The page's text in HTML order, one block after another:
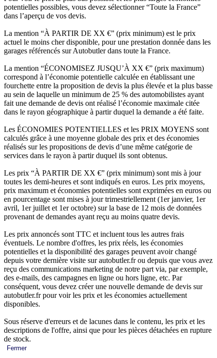
potentielles possibles, vous devez sélectionner “Toute la France”
dans l’aperçu de vos devis.
La mention “À PARTIR DE XX €” (prix minimum) est le prix
actuel le moins cher disponible, pour une prestation donnée dans les
garages référencés sur Autobutler dans toute la France.
La mention “ÉCONOMISEZ JUSQU’À XX €” (prix maximum)
correspond à l’économie potentielle calculée en établissant une
fourchette entre la proposition de devis la plus élevée et la plus basse
au sein de laquelle un minimum de 25 % des automobilistes ayant
fait une demande de devis ont réalisé l’économie maximale citée
dans le rayon géographique à partir duquel la demande a été faite.
Les ÉCONOMIES POTENTIELLES et les PRIX MOYENS sont
calculés grâce à une moyenne globale des prix et des économies
réalisés sur les propositions de devis d’une même catégorie de
services dans le rayon à partir duquel ils sont obtenus.
Les prix “À PARTIR DE XX €” (prix minimum) sont mis à jour
toutes les demi-heures et sont indiqués en euros. Les prix moyens,
prix maximum et économies potentielles sont exprimées en euros ou
en pourcentage sont mises à jour trimestriellement (1er janvier, 1er
avril, 1er juillet et 1er octobre) sur la base de 12 mois de données
provenant de demandes ayant reçu au moins quatre devis.
Les prix annoncés sont TTC et incluent tous les autres frais
éventuels. Le nombre d'offres, les prix réels, les économies
potentielles et la disponibilité des garages peuvent avoir changé
depuis votre dernière visite sur autobutler.fr ou depuis que vous avez
reçu des communications marketing de notre part via, par exemple,
des e-mails, des campagnes en ligne ou hors ligne, etc. Par
conséquent, vous devez créer une nouvelle demande de devis sur
autobutler.fr pour voir les prix et les économies actuellement
disponibles.
Sous réserve d'erreurs et de lacunes dans le contenu, les prix et les
descriptions de l'offre, ainsi que pour les pièces détachées en rupture
de stock.
Fermer